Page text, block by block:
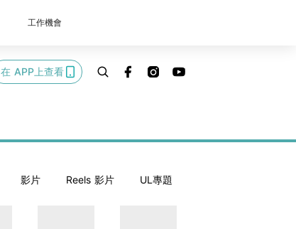
工作機會
在 APP上查看
影片 Reels 影片 UL專題